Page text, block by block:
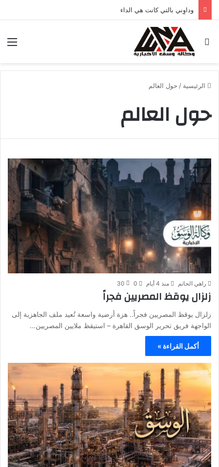
وداوِني بالتي كانت هي الداء
بحث عن
الرئيسية / حول العالم
حول العالم
راهي الحاتم منذ 4 أيام 0
30
زلزال يوقظ المصريين فجراً
زلزال يوقظ المصريين فجراً.. هزة أرضية واسعة تُعيد ملف الجاهزية إلى
الواجهة فريق تحرير الوسق القاهرة – استيقظ ملايين المصريين…
أكمل القراءة »